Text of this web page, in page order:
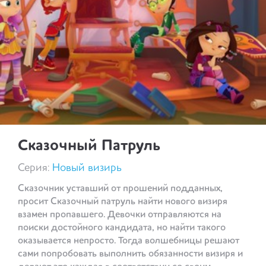
Сказочный Патруль
Серия: Новый визирь
Сказочник уставший от прошений подданных,
просит Сказочный патруль найти нового визиря
взамен пропавшего. Девочки отправляются на
поиски достойного кандидата, но найти такого
оказывается непросто. Тогда волшебницы решают
сами попробовать выполнить обязанности визиря и